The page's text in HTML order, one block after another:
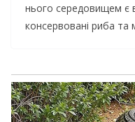
нього середовищем є
консервовані риба та